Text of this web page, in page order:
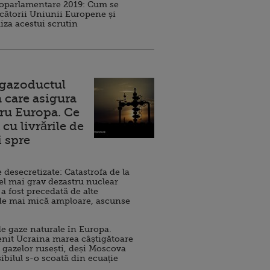
2019: Cum se
Uniunii Europene și
acestui scrutin
asigura
Europa. Ce
cu livrările de
spre
desecretizate: Catastrofa de la
mai grav dezastru nuclear
fost precedată de alte
mai mică amploare, ascunse
gaze naturale în Europa.
Ucraina marea câștigătoare
rusești, deși Moscova
s-o scoată din ecuație